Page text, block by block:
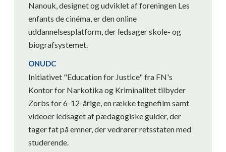
Nanouk, designet og udviklet af foreningen Les
enfants de cinéma, er den online
uddannelsesplatform, der ledsager skole- og
biografsystemet.
ONUDC
Initiativet "Education for Justice" fra FN's
Kontor for Narkotika og Kriminalitet tilbyder
Zorbs for 6-12-årige, en række tegnefilm samt
videoer ledsaget af pædagogiske guider, der
tager fat på emner, der vedrører retsstaten med
studerende.